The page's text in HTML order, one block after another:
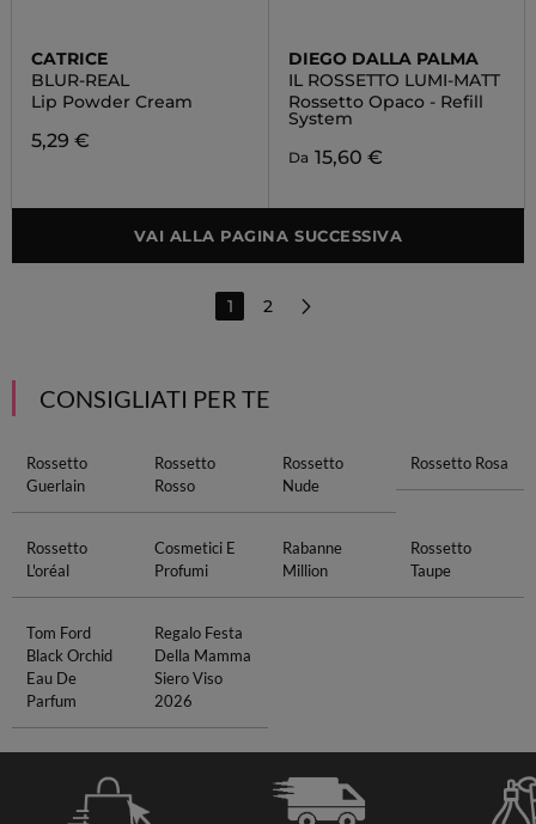
CATRICE
BLUR-REAL
Lip Powder Cream
5,29 €
DIEGO DALLA PALMA
IL ROSSETTO LUMI-MATT
Rossetto Opaco - Refill
System
Da 15,60 €
VAI ALLA PAGINA SUCCESSIVA
1 2
CONSIGLIATI PER TE
Rossetto
Guerlain
Rossetto
Rosso
Rossetto
Nude
Rossetto Rosa
Rossetto
L'oréal
Cosmetici E
Profumi
Rabanne
Million
Rossetto
Taupe
Tom Ford
Black Orchid
Eau De
Parfum
Regalo Festa
Della Mamma
Siero Viso
2026